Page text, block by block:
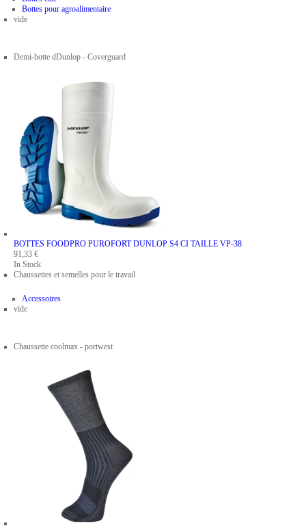
Bottes pour agroalimentaire
vide
Demi-botte dDunlop - Coverguard
BOTTES FOODPRO PUROFORT DUNLOP S4 CI TAILLE VP-38
91,33 €
In Stock
Chaussettes et semelles pour le travail
Accessoires
vide
Chaussette coolmax - portwest